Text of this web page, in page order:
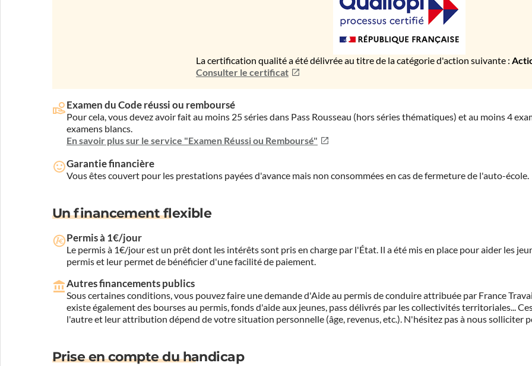
La certification qualité a été délivrée au titre de la catégorie d'action suivante :
Consulter le certificat
Examen du Code réussi ou remboursé
Pour cela, vous devez avoir fait au moins 25 séries dans Pass Rousseau (hors séries thématiques) et au moins 4
examens blancs.
En savoir plus sur le service "Examen Réussi ou Remboursé"
Garantie financière
Vous êtes couvert pour les prestations payées d'avance mais non consommées en cas de fermeture de l'auto-école.
Un financement flexible
Permis à 1€/jour
Le permis à 1€/jour est un prêt dont les intérêts sont pris en charge par l'État. Il a été mis en place pour aider les
permis et leur permet de bénéficier d'une facilité de paiement.
Autres financements publics
Sous certaines conditions, vous pouvez faire une demande d'Aide au permis de conduire attribuée par France
existe également des bourses au permis, fonds d'aide aux jeunes, pass délivrés par les collectivités territoriales...
l'autre et leur attribution dépend de votre situation personnelle (âge, revenus, etc.). N'hésitez pas à nous solliciter
Prise en compte du handicap